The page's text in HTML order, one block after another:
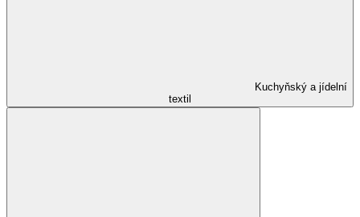
Kuchyňský a jídelní
textil